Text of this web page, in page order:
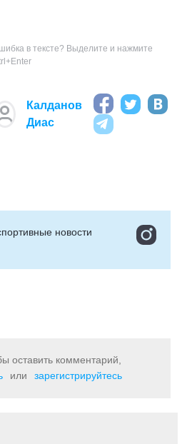
в тексте? Выделите и нажмите
Калданов
Диас
новости
оставить комментарий,
или зарегистрируйтесь